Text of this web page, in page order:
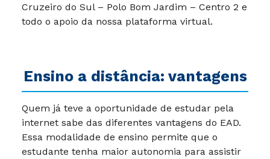
Cruzeiro do Sul – Polo Bom Jardim – Centro 2 e
todo o apoio da nossa plataforma virtual.
Ensino a distância: vantagens
Quem já teve a oportunidade de estudar pela
internet sabe das diferentes vantagens do EAD.
Essa modalidade de ensino permite que o
estudante tenha maior autonomia para assistir